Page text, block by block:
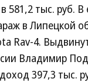
581,2 тыс. руб. В
в Липецкой
Rav-4.
Владимир
397,3 тыс.